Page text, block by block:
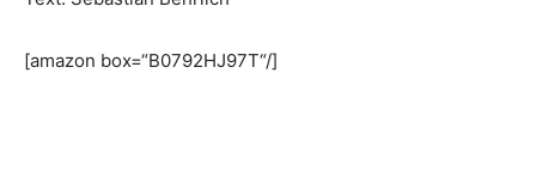
[amazon box=“B0792HJ97T“/]